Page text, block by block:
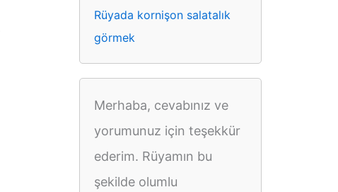
Rüyada kornişon salatalık
görmek
Merhaba, cevabınız ve
yorumunuz için teşekkür
ederim. Rüyamın bu
şekilde olumlu